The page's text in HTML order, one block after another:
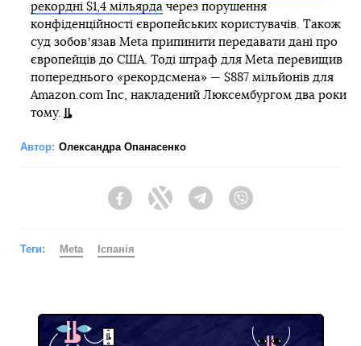
рекордні $1,4 мільярдачерез порушення
конфіденційності європейських користувачів. Також
суд зобовʼязав Meta припинити передавати дані про
європейців до США. Тоді штраф для Meta перевищив
попереднього «рекордсмена» — $887 мільйонів для
Amazon.com Inc, накладений Люксембургом два роки
тому.
Автор: Олександра Опанасенко
FacebookTwitter Telegram
Теги: Meta Іспанія